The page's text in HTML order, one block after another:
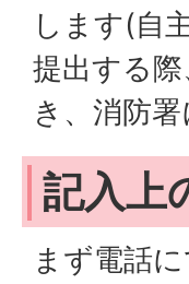
します(自
提出する
き、消防
記入上
まず電話